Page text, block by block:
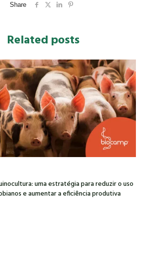
Share
Related posts
uma estratégia para reduzir o uso
e aumentar a eficiência produtiva